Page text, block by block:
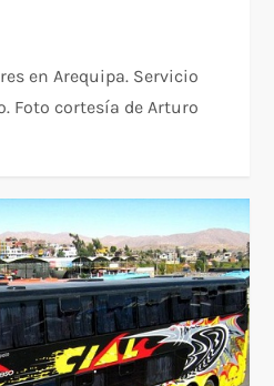
en Arequipa. Servicio
Foto cortesía de Arturo